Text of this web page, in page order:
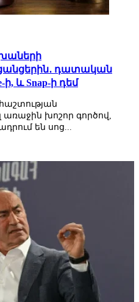
դատական
ի, և Snap-ի դեմ
հաշտության
խոշոր գործով,
են սոց...